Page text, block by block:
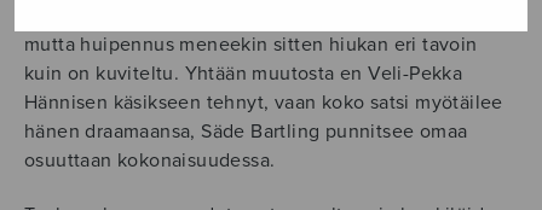
mutta huipennus meneekin sitten hiukan eri tavoin
kuin on kuviteltu. Yhtään muutosta en Veli-Pekka
Hännisen käsikseen tehnyt, vaan koko satsi myötäilee
hänen draamaansa, Säde Bartling punnitsee omaa
osuuttaan kokonaisuudessa.